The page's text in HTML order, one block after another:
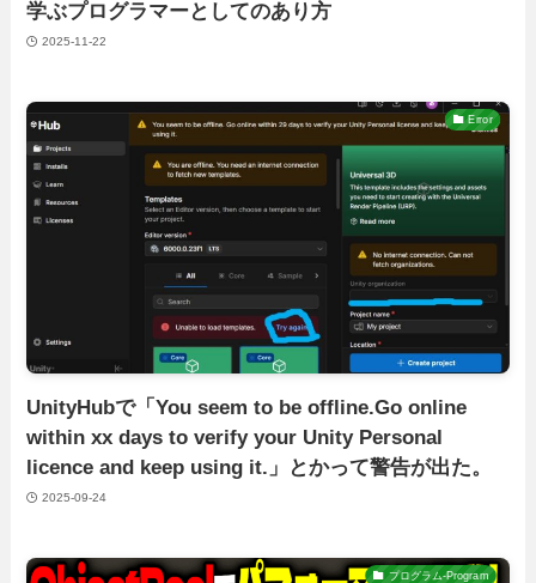
学ぶプログラマーとしてのあり方
2025-11-22
Error
UnityHubで「You seem to be offline.Go online
within xx days to verify your Unity Personal
licence and keep using it.」とかって警告が出た。
2025-09-24
プログラム-Program